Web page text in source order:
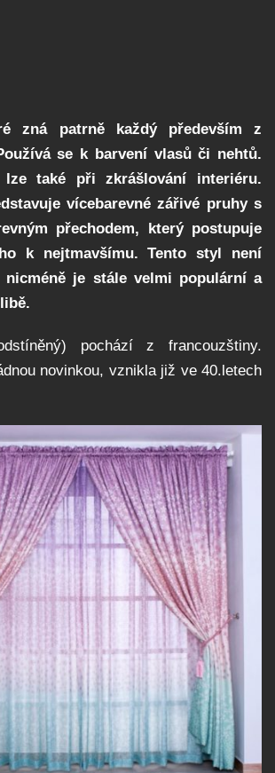
zná patrně každý především z
se k barvení vlasů či nehtů.
také při zkrášlování interiéru.
vícebarevné zářivé pruhy s
přechodem, který postupuje
k nejtmavšímu. Tento styl není
nicméně je stále velmi populární a
pochází z francouzštiny.
novinkou, vznikla již ve 40.letech